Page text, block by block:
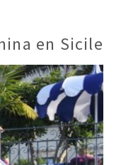
en Sicile